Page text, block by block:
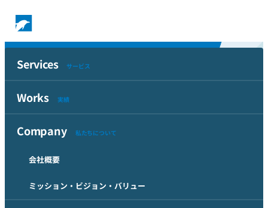
Services サービス
Works 実績
Company 私たちについて
会社概要
ミッション・ビジョン・バリュー
Info お知らせ
Top
千葉県より「ちばバリアフリーマップ」次期ウェブサイト構築業務
千葉県より「ちばバリアフリーマップ」次期
ウェブサイト構築業務を受託しました